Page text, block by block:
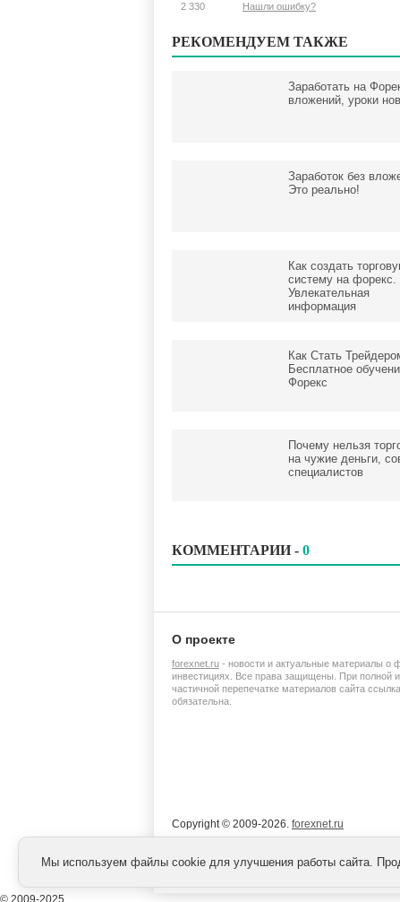
2 330 Нашли ошибку?
РЕКОМЕНДУЕМ ТАКЖЕ
Заработать на
вложений, уроки
Заработок без
Это реально!
Как создать
систему на форекс.
Увлекательная
информация
Как Стать
Бесплатное
Форекс
Почему нельзя
на чужие деньги,
специалистов
КОММЕНТАРИИ - 0
О проекте
forexnet.ru - новости и актуальные материалы о
инвестициях. Все права защищены. При полной
частичной перепечатке материалов сайта ссылка
обязательна.
Copyright © 2009-2026. forexnet.ru
© 2009-2025
Мы используем файлы cookie для улучшения работы сайта.